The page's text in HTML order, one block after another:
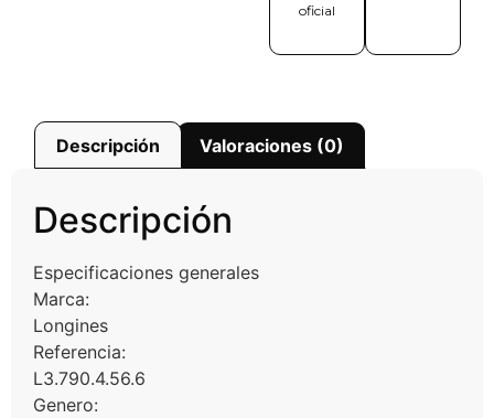
oficial
Descripción Valoraciones (0)
Descripción
Especificaciones generales
Marca:
Longines
Referencia:
L3.790.4.56.6
Genero: